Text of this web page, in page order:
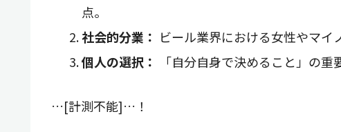
点。
社会的分業： ビール業界における女性やマイ
個人の選択：
「自分自身で決めること」の重
…[計測不能]…！